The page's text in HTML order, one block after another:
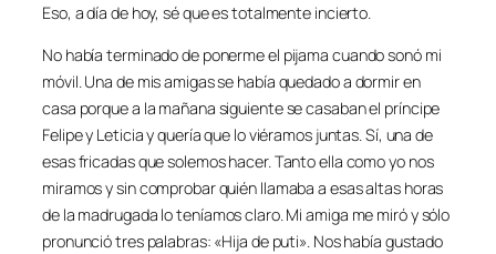
Eso, a día de hoy, sé que es totalmente incierto.
No había terminado de ponerme el pijama cuando sonó mi
móvil. Una de mis amigas se había quedado a dormir en
casa porque a la mañana siguiente se casaban el príncipe
Felipe y Leticia y quería que lo viéramos juntas. Sí, una de
esas fricadas que solemos hacer. Tanto ella como yo nos
miramos y sin comprobar quién llamaba a esas altas horas
de la madrugada lo teníamos claro. Mi amiga me miró y sólo
pronunció tres palabras: «Hija de puti». Nos había gustado